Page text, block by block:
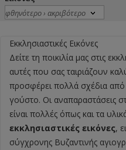
Εκκλησιαστικές Εικόνες
Δείτε τη ποικιλία μας στις
αυτές που σας ταιριάζουν
προσφέρει πολλά σχέδια από
γούστο. Οι αναπαραστάσεις
είναι πολλές όπως και τα
εκκλησιαστικές εικόνες,
σύγχρονης Βυζαντινής